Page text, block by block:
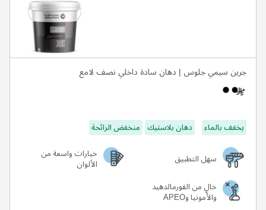
جرين سيمي جلوس | دهان سادة داخلي نصف لامع
يخفف بالماء دهان بلاستيك منخفض الرائحة
سهل التطبيق
خيارات واسعة من
الألوان
خالٍ من الفورمالدهيد
والأمونيا وAPEO